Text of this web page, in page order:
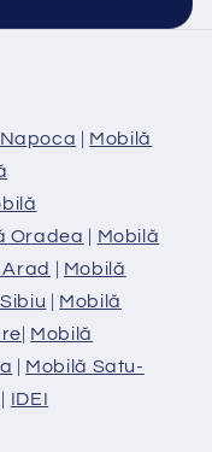
| Mobilă
Oradea | Mobilă
Arad | Mobilă
| Mobilă
| Mobilă
| Mobilă Satu-
| IDEI